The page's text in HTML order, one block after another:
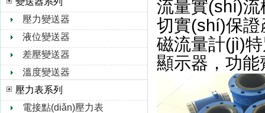
壓力變送器
液位變送器
差壓變送器
溫度變送器
壓力表系列
電接點(diǎn)壓力表
流量實(shí)流
切實(shí)保
磁流量計(jì)
顯示器，功